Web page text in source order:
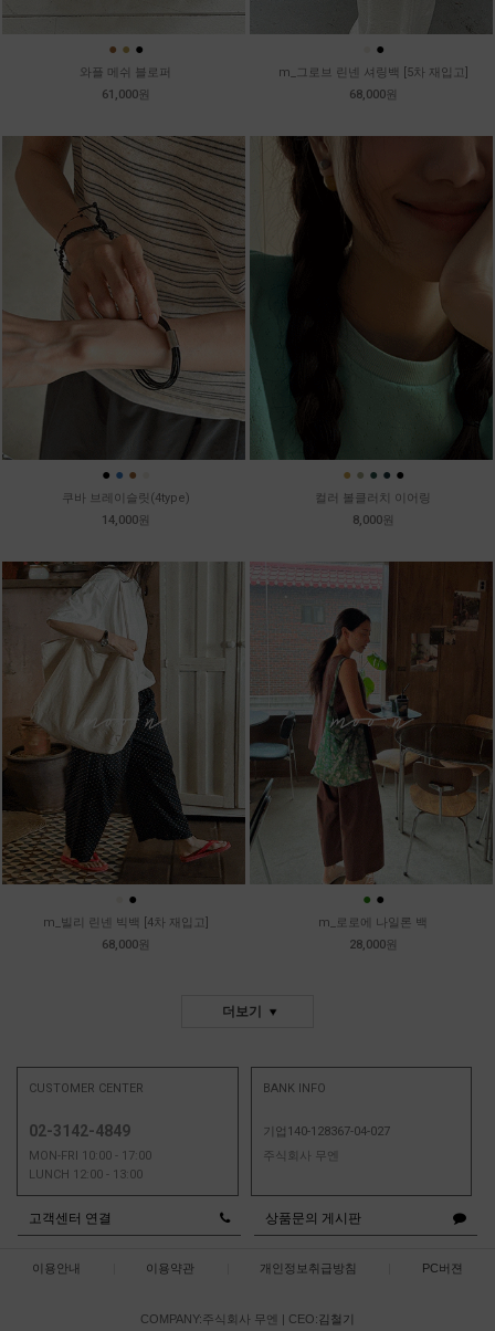
● ● ●
와플 메쉬 블로퍼
61,000원
●
m_그로브 린넨 셔링백 [5차 재입고]
68,000원
● ● ●
쿠바 브레이슬릿(4type)
14,000원
● ● ● ● ●
컬러 볼클러치 이어링
8,000원
●
m_빌리 린넨 빅백 [4차 재입고]
68,000원
● ●
m_로로에 나일론 백
28,000원
더보기
CUSTOMER CENTER
02-3142-4849
MON-FRI 10:00 - 17:00
LUNCH 12:00 - 13:00
BANK INFO
기업140-128367-04-027
주식회사 무엔
고객센터 연결 상품문의 게시판
이용안내 이용약관 개인정보취급방침 PC버젼
COMPANY:주식회사 무엔 | CEO:김철기